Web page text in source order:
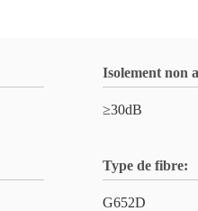
Isolement non
≥30dB
Type de fibre:
G652D